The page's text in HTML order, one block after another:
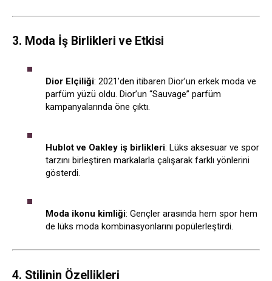
3. Moda İş Birlikleri ve Etkisi
Dior Elçiliği: 2021’den itibaren Dior’un erkek moda ve
parfüm yüzü oldu. Dior’un “Sauvage” parfüm
kampanyalarında öne çıktı.
Hublot ve Oakley iş birlikleri: Lüks aksesuar ve spor
tarzını birleştiren markalarla çalışarak farklı yönlerini
gösterdi.
Moda ikonu kimliği: Gençler arasında hem spor hem
de lüks moda kombinasyonlarını popülerleştirdi.
4. Stilinin Özellikleri